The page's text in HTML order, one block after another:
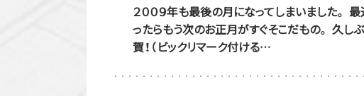
２００９年も最後の月になってしまいました。
ったらもう次のお正月がすぐそこだもの。 久
賀！（ビックリマーク付ける…